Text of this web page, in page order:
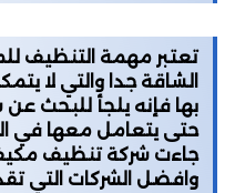
تعتبر مهمة التنظيف
الشاقة جدا والتي لا
بها فإنه يلجأ للبحث
حتى يتعامل معها في
جاءت شركة تنظيف
وافضل الشركات التي